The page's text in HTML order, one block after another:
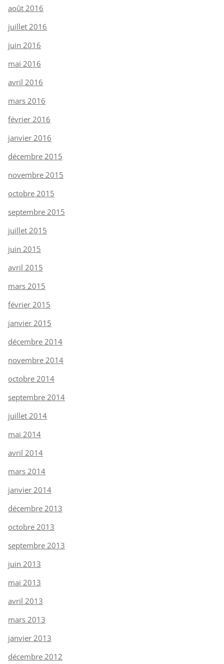
août 2016
juillet 2016
juin 2016
mai 2016
avril 2016
mars 2016
février 2016
janvier 2016
décembre 2015
novembre 2015
octobre 2015
septembre 2015
juillet 2015
juin 2015
avril 2015
mars 2015
février 2015
janvier 2015
décembre 2014
novembre 2014
octobre 2014
septembre 2014
juillet 2014
mai 2014
avril 2014
mars 2014
janvier 2014
décembre 2013
octobre 2013
septembre 2013
juin 2013
mai 2013
avril 2013
mars 2013
janvier 2013
décembre 2012